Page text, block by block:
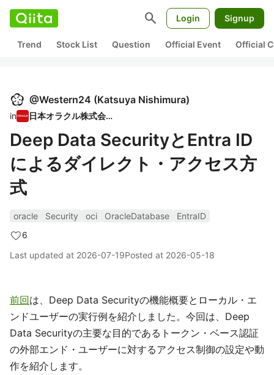
search Login Signup
Trend Stock List Question Official Event Official
@Western24 (Katsuya Nishimura)
in 日本オラクル株式会社
Deep Data SecurityとEntra ID
によるダイレクト・アクセス方
式
oracle Security oci OracleDatabase
EntraID
6
Last updated at 2026-07-19Posted at 2026-05-18
前回は、Deep Data Securityの機能概要とローカル・エ
ンドユーザーの実行例を紹介しました。今回は、Deep
Data Securityの主要な目的であるトークン・ベース認証
の外部エンド・ユーザーに対するアクセス制御の設定や動
作を紹介します。